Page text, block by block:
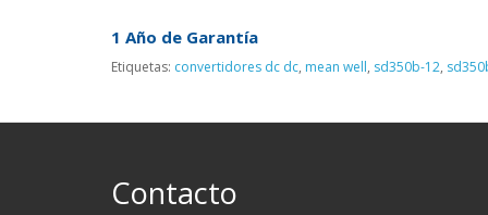
1 Año de Garantía
Etiquetas: convertidores dc dc, mean well, sd350b-12,
Contacto